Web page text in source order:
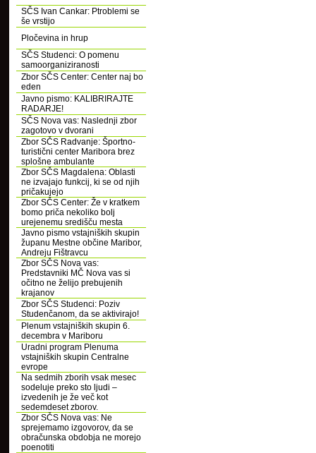
SČS Ivan Cankar: Ptroblemi se
še vrstijo
Pločevina in hrup
SČS Studenci: O pomenu
samoorganiziranosti
Zbor SČS Center: Center naj bo
eden
Javno pismo: KALIBRIRAJTE
RADARJE!
SČS Nova vas: Naslednji zbor
zagotovo v dvorani
Zbor SČS Radvanje: Športno-
turistični center Maribora brez
splošne ambulante
Zbor SČS Magdalena: Oblasti
ne izvajajo funkcij, ki se od njih
pričakujejo
Zbor SČS Center: Že v kratkem
bomo priča nekoliko bolj
urejenemu središču mesta
Javno pismo vstajniških skupin
županu Mestne občine Maribor,
Andreju Fištravcu
Zbor SČS Nova vas:
Predstavniki MČ Nova vas si
očitno ne želijo prebujenih
krajanov
Zbor SČS Studenci: Poziv
Studenčanom, da se aktivirajo!
Plenum vstajniških skupin 6.
decembra v Mariboru
Uradni program Plenuma
vstajniških skupin Centralne
evrope
Na sedmih zborih vsak mesec
sodeluje preko sto ljudi –
izvedenih je že več kot
sedemdeset zborov.
Zbor SČS Nova vas: Ne
sprejemamo izgovorov, da se
obračunska obdobja ne morejo
poenotiti